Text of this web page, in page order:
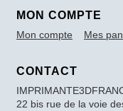
MON COMPTE
Mon compte Mes
CONTACT
22 bis rue de la voie